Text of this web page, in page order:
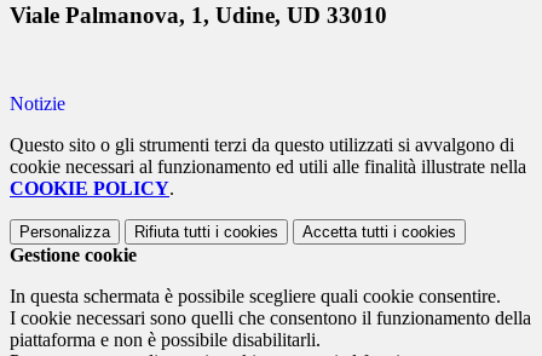
Viale Palmanova, 1, Udine, UD 33010
Notizie
Questo sito o gli strumenti terzi da questo utilizzati si avvalgono di
cookie necessari al funzionamento ed utili alle finalità illustrate nella
COOKIE POLICY.
Personalizza Rifiuta tutti i cookies Accetta tutti i cookies
Gestione cookie
In questa schermata è possibile scegliere quali cookie consentire.
I cookie necessari sono quelli che consentono il funzionamento della
piattaforma e non è possibile disabilitarli.